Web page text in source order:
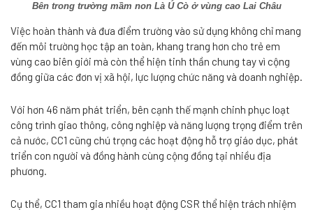
Bên trong trường mầm non Là Ú Cò ở vùng cao Lai Châu
Việc hoàn thành và đưa điểm trường vào sử dụng không chỉ mang
đến môi trường học tập an toàn, khang trang hơn cho trẻ em
vùng cao biên giới mà còn thể hiện tinh thần chung tay vì cộng
đồng giữa các đơn vị xã hội, lực lượng chức năng và doanh nghiệp.
Với hơn 46 năm phát triển, bên cạnh thế mạnh chinh phục loạt
công trình giao thông, công nghiệp và năng lượng trọng điểm trên
cả nước, CC1 cũng chú trọng các hoạt động hỗ trợ giáo dục, phát
triển con người và đồng hành cùng cộng đồng tại nhiều địa
phương.
Cụ thể, CC1 tham gia nhiều hoạt động CSR thể hiện trách nhiệm